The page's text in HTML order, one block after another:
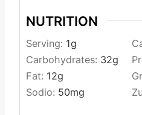
NUTRITION
Serving: 1g
Carbohydrates: 32g
Fat: 12g
Sodio: 50mg